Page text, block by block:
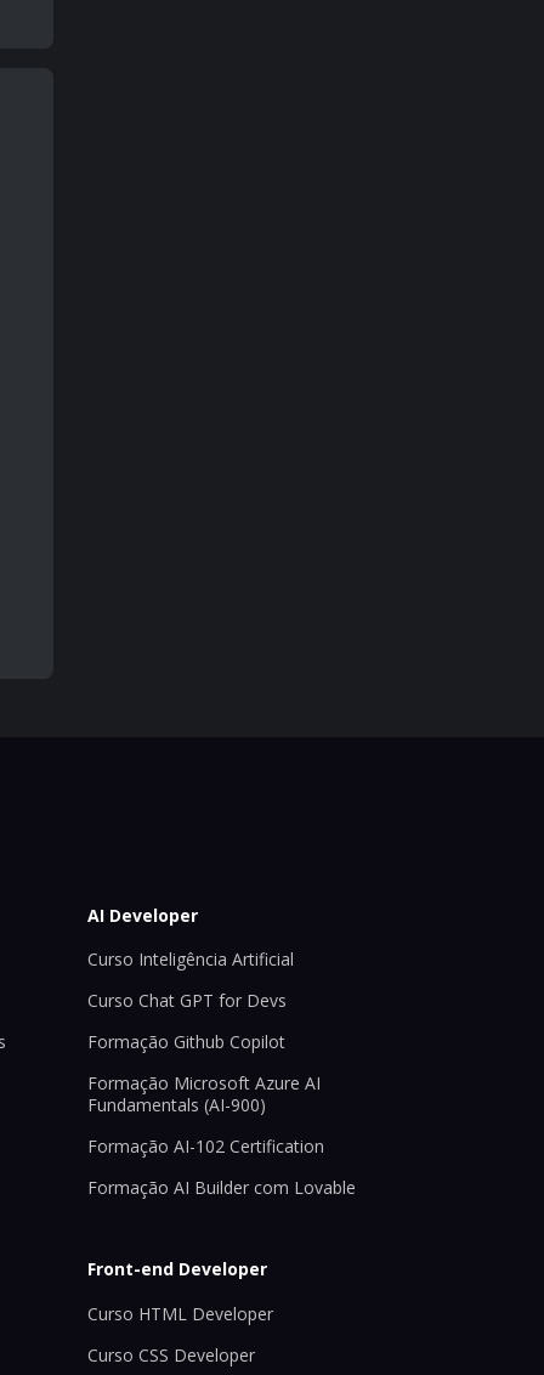
AI Developer
Curso Inteligência Artificial
Curso Chat GPT for Devs
Formação Github Copilot
Formação Microsoft Azure AI
Fundamentals (AI-900)
Formação AI-102 Certification
Formação AI Builder com Lovable
Front-end Developer
Curso HTML Developer
Curso CSS Developer